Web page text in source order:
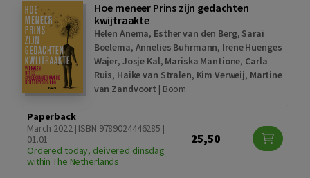
Hoe meneer Prins zijn gedachten
kwijtraakte
Helen Anema, Esther van den Berg, Sarai
Boelema, Annelies Buhrmann, Irene Huenges
Wajer, Josje Kal, Mariska Mantione, Carla
Ruis, Haike van Stralen, Kim Verweij, Martine
van Zandvoort | Boom
Paperback
March 2022 | ISBN 9789024446285 |
01.01
Ordered today, deivered dinsdag
within The Netherlands
25,50